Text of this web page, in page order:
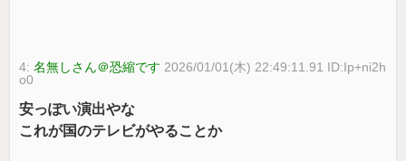
4:名無しさん＠恐縮です 2026/01/01(木) 22:49:11.91 ID:Ip+ni2h
o0
安っぽい演出やな
これが国のテレビがやることか